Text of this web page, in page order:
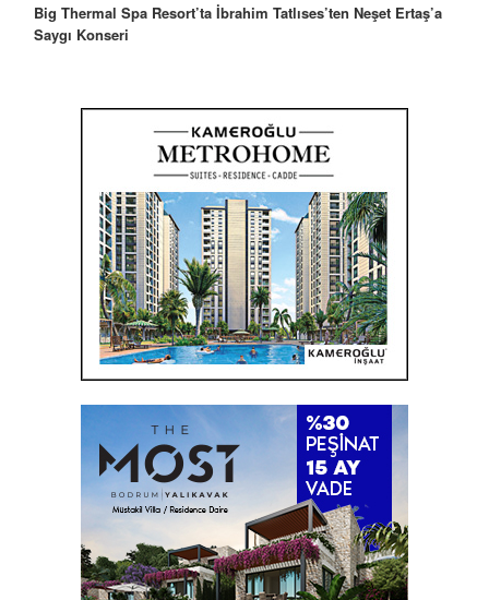
Big Thermal Spa Resort’ta İbrahim Tatlıses’ten Neşet Ertaş’a
Saygı Konseri